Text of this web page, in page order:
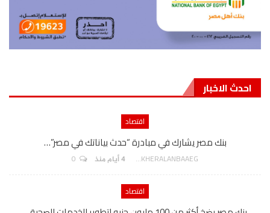
احدث الاخبار
اقتصاد
بنك مصر يشارك في مبادرة “حدث بياناتك في مصر”…
AKHERALANBAAEG 4 أيام منذ
اقتصاد